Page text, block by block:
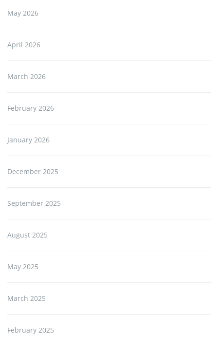
May 2026
April 2026
March 2026
February 2026
January 2026
December 2025
September 2025
August 2025
May 2025
March 2025
February 2025